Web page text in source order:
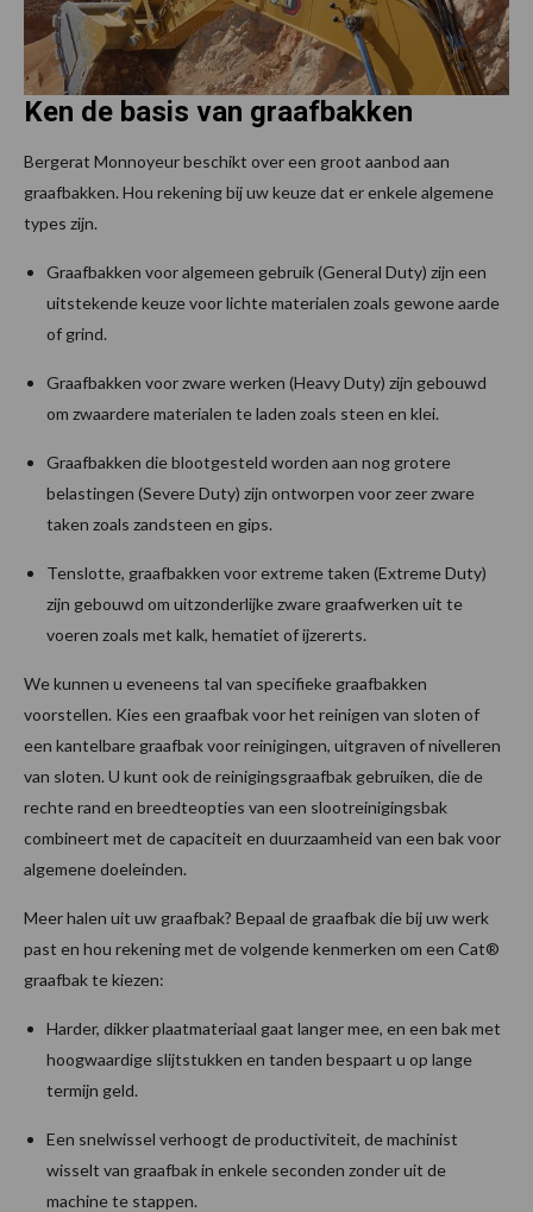
Ken de basis van graafbakken
Bergerat Monnoyeur beschikt over een groot aanbod aan
graafbakken. Hou rekening bij uw keuze dat er enkele algemene
types zijn.
Graafbakken voor algemeen gebruik (General Duty) zijn een
uitstekende keuze voor lichte materialen zoals gewone aarde
of grind.
Graafbakken voor zware werken (Heavy Duty) zijn gebouwd
om zwaardere materialen te laden zoals steen en klei.
Graafbakken die blootgesteld worden aan nog grotere
belastingen (Severe Duty) zijn ontworpen voor zeer zware
taken zoals zandsteen en gips.
Tenslotte, graafbakken voor extreme taken (Extreme Duty)
zijn gebouwd om uitzonderlijke zware graafwerken uit te
voeren zoals met kalk, hematiet of ijzererts.
We kunnen u eveneens tal van specifieke graafbakken
voorstellen. Kies een graafbak voor het reinigen van sloten of
een kantelbare graafbak voor reinigingen, uitgraven of nivelleren
van sloten. U kunt ook de reinigingsgraafbak gebruiken, die de
rechte rand en breedteopties van een slootreinigingsbak
combineert met de capaciteit en duurzaamheid van een bak voor
algemene doeleinden.
Meer halen uit uw graafbak? Bepaal de graafbak die bij uw werk
past en hou rekening met de volgende kenmerken om een Cat®
graafbak te kiezen:
Harder, dikker plaatmateriaal gaat langer mee, en een bak met
hoogwaardige slijtstukken en tanden bespaart u op lange
termijn geld.
Een snelwissel verhoogt de productiviteit, de machinist
wisselt van graafbak in enkele seconden zonder uit de
machine te stappen.